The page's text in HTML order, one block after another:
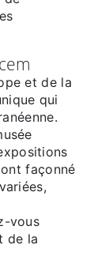
et de la
qui
façonné
vous
de la